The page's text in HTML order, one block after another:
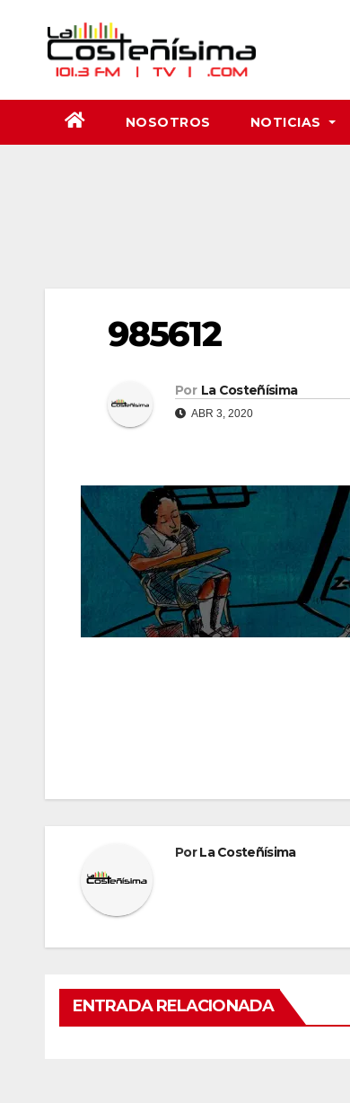
contenido
NOSOTROS NOTICIAS
985612
Por La Costeñísima
ABR 3, 2020
entradas
PorLa Costeñísima
ENTRADA RELACIONADA